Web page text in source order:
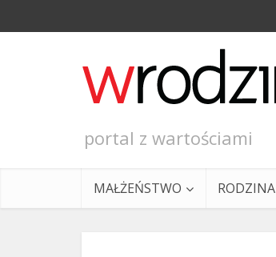
portal z wartościami
MAŁŻEŃSTWO RODZINA